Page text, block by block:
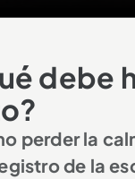
debe
perder la
de la